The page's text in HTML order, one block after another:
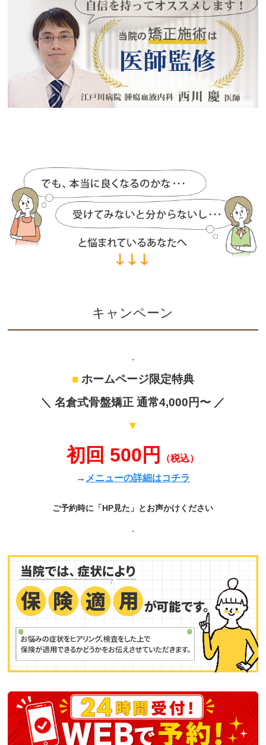
キャンペーン
.
■ホームページ限定特典
＼ 名倉式骨盤矯正 通常4,000円〜 ／
▼
初回 500円
（税込）
→ メニューの詳細はコチラ
ご予約時に「HP見た」とお声かけください
.